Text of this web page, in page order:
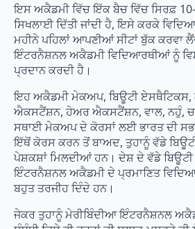
ਇਸ ਅਕੈਡਮੀ ਵਿੱਚ ਇੱਕ ਬੈਚ ਵਿੱਚ ਸਿਰਫ਼
ਸਿਖਲਾਈ ਦਿੱਤੀ ਜਾਂਦੀ ਹੈ, ਇਸੇ ਕਰਕੇ
ਮਹੀਨੇ ਪਹਿਲਾਂ ਆਪਣੀਆਂ ਸੀਟਾਂ ਬੁੱਕ ਕਰਵਾ
ਇੰਟਰਨੈਸ਼ਨਲ ਅਕੈਡਮੀ ਵਿਦਿਆਰਥੀਆਂ ਨੂੰ
ਪ੍ਰਦਾਨ ਕਰਦੀ ਹੈ।
ਇਹ ਅਕੈਡਮੀ ਮੇਕਅਪ, ਬਿਊਟੀ
ਐਕਸਟੈਂਸ਼ਨ, ਹੇਅਰ ਐਕਸਟੈਂਸ਼ਨ, ਵਾਲ, ਨਹੁੰ,
ਸਥਾਈ ਮੇਕਅਪ ਦੇ ਕੋਰਸਾਂ ਲਈ ਭਾਰਤ ਦੀ
ਇੱਥੋਂ ਕੋਰਸ ਕਰਨ ਤੋਂ ਬਾਅਦ, ਤੁਹਾਨੂੰ ਵੱਡੇ
ਪੇਸ਼ਕਸ਼ਾਂ ਮਿਲਦੀਆਂ ਹਨ। ਦੇਸ਼ ਦੇ ਵੱਡੇ ਬਿਊਟੀ
ਇੰਟਰਨੈਸ਼ਨਲ ਅਕੈਡਮੀ ਦੇ ਪ੍ਰਮਾਣਿਤ
ਬਹੁਤ ਤਰਜੀਹ ਦਿੰਦੇ ਹਨ।
ਜੇਕਰ ਤੁਹਾਨੂੰ ਮੇਰੀਬਿੰਦੀਆ ਇੰਟਰਨੈਸ਼ਨਲ